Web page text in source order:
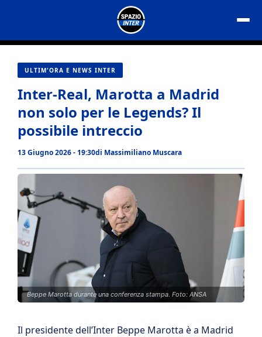
contenuto
ULTIM'ORA E NEWS INTER
Inter-Real, Marotta a Madrid
non solo per le Legends? Il
possibile intreccio
13 Giugno 2026 - 19:30di Massimiliano Muscara
Beppe Marotta durante una conferenza stampa. Foto: ANSA
Il presidente dell’Inter Beppe Marotta è a Madrid